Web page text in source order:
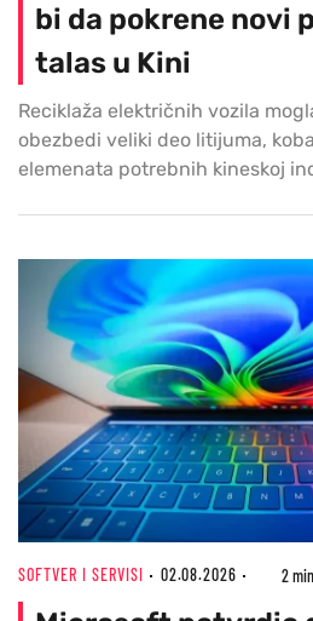
bi da pokrene novi
talas u Kini
Reciklaža električnih vozila
obezbedi veliki deo litijuma,
elemenata potrebnih kineskoj
SOFTVER I SERVISI 02.08.2026 2 min